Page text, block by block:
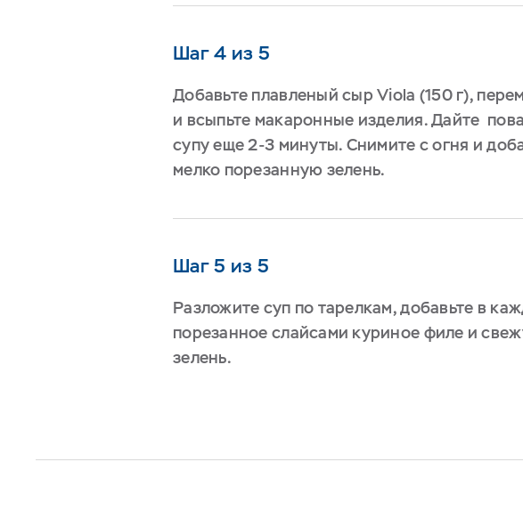
Шаг 4 из 5
Добавьте плавленый сыр Viola (150 г),
и всыпьте макаронные изделия. Дайте
супу еще 2-3 минуты. Снимите с огня и
мелко порезанную зелень.
Шаг 5 из 5
Разложите суп по тарелкам, добавьте в
порезанное слайсами куриное филе и
зелень.